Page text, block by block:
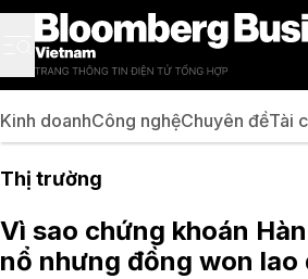
Kinh doanhCông nghệChuyên đềTài
Thị trường
Vì sao chứng khoán
nổ nhưng đồng won lao